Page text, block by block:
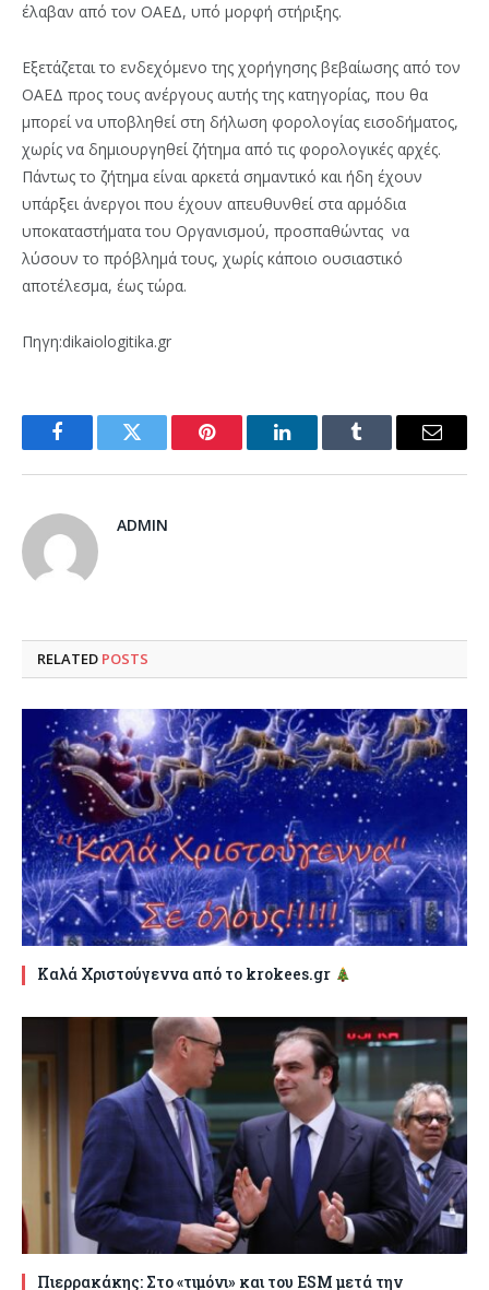
έλαβαν από τον ΟΑΕΔ, υπό μορφή στήριξης.
Εξετάζεται το ενδεχόμενο της χορήγησης βεβαίωσης από τον
ΟΑΕΔ προς τους ανέργους αυτής της κατηγορίας, που θα
μπορεί να υποβληθεί στη δήλωση φορολογίας εισοδήματος,
χωρίς να δημιουργηθεί ζήτημα από τις φορολογικές αρχές.
Πάντως το ζήτημα είναι αρκετά σημαντικό και ήδη έχουν
υπάρξει άνεργοι που έχουν απευθυνθεί στα αρμόδια
υποκαταστήματα του Οργανισμού, προσπαθώντας να
λύσουν το πρόβλημά τους, χωρίς κάποιο ουσιαστικό
αποτέλεσμα, έως τώρα.
Πηγη:dikaiologitika.gr
FacebookTwitter Pinterest LinkedInTumblr Email
ADMIN
RELATED POSTS
Καλά Χριστούγεννα από το krokees.gr
Πιερρακάκης: Στο «τιμόνι» και του ESM μετά την